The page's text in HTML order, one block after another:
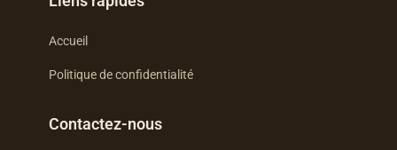
Accueil
Politique de confidentialité
Contactez-nous